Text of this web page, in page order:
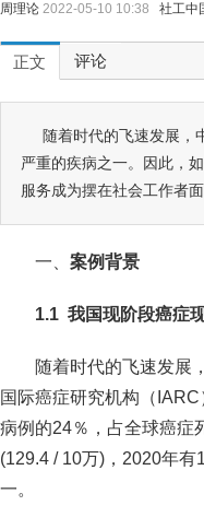
周理论 2022-05-10 10:38 社工中
正文 评论
随着时代的飞速发展，
严重的疾病之一。因此，
服务成为摆在社会工作者
一、 案例背景
1.1 我国现阶段癌症
随着时代的飞速发展
国际癌症研究机构（
病例的24％，占全球癌症
(129.4 / 10万)，2020年
一。